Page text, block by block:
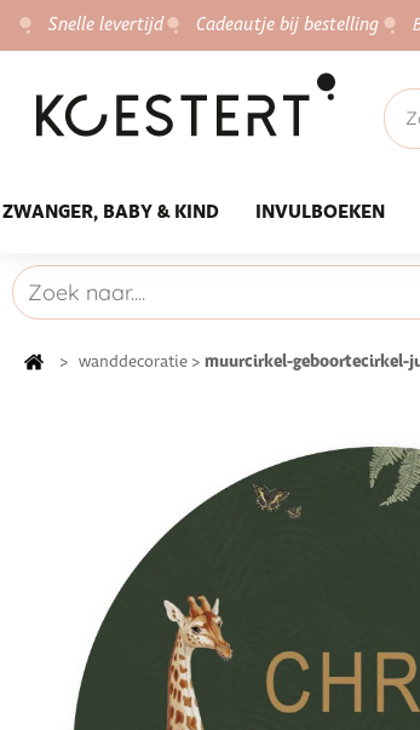
Snelle levertijd Cadeautje bij bestelling
ZWANGER, BABY & KIND INVULBOEKEN
> wanddecoratie > muurcirkel-geboortecirkel-